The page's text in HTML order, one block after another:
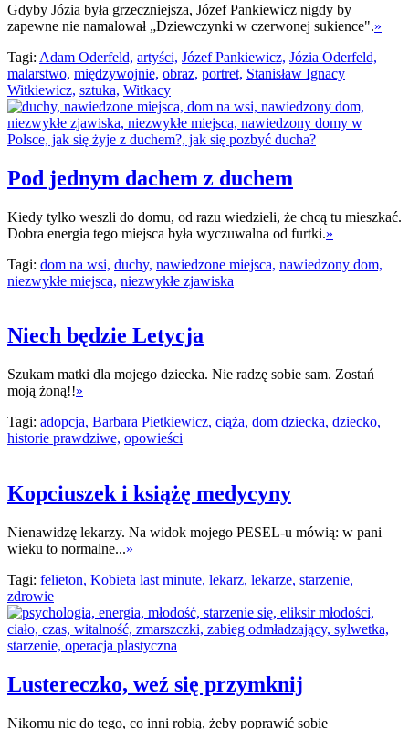
Gdyby Józia była grzeczniejsza, Józef Pankiewicz nigdy by
zapewne nie namalował „Dziewczynki w czerwonej sukience".»
Tagi: Adam Oderfeld, artyści, Józef Pankiewicz, Józia Oderfeld,
malarstwo, międzywojnie, obraz, portret, Stanisław Ignacy
Witkiewicz, sztuka, Witkacy
Pod jednym dachem z duchem
Kiedy tylko weszli do domu, od razu wiedzieli, że chcą tu mieszkać.
Dobra energia tego miejsca była wyczuwalna od furtki.»
Tagi: dom na wsi, duchy, nawiedzone miejsca, nawiedzony dom,
niezwykłe miejsca, niezwykłe zjawiska
Niech będzie Letycja
Szukam matki dla mojego dziecka. Nie radzę sobie sam. Zostań
moją żoną!!»
Tagi: adopcja, Barbara Pietkiewicz, ciąża, dom dziecka, dziecko,
historie prawdziwe, opowieści
Kopciuszek i książę medycyny
Nienawidzę lekarzy. Na widok mojego PESEL-u mówią: w pani
wieku to normalne...»
Tagi: felieton, Kobieta last minute, lekarz, lekarze, starzenie,
zdrowie
Lustereczko, weź się przymknij
Nikomu nic do tego, co inni robią, żeby poprawić sobie